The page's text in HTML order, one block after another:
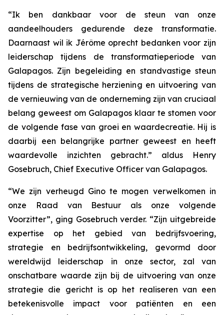
“Ik ben dankbaar voor de steun van onze
aandeelhouders gedurende deze transformatie.
Daarnaast wil ik Jérôme oprecht bedanken voor zijn
leiderschap tijdens de transformatieperiode van
Galapagos. Zijn begeleiding en standvastige steun
tijdens de strategische herziening en uitvoering van
de vernieuwing van de onderneming zijn van cruciaal
belang geweest om Galapagos klaar te stomen voor
de volgende fase van groei en waardecreatie. Hij is
daarbij een belangrijke partner geweest en heeft
waardevolle inzichten gebracht.” aldus Henry
Gosebruch, Chief Executive Officer van Galapagos.
“We zijn verheugd Gino te mogen verwelkomen in
onze Raad van Bestuur als onze volgende
Voorzitter”, ging Gosebruch verder. “Zijn uitgebreide
expertise op het gebied van bedrijfsvoering,
strategie en bedrijfsontwikkeling, gevormd door
wereldwijd leiderschap in onze sector, zal van
onschatbare waarde zijn bij de uitvoering van onze
strategie die gericht is op het realiseren van een
betekenisvolle impact voor patiënten en een